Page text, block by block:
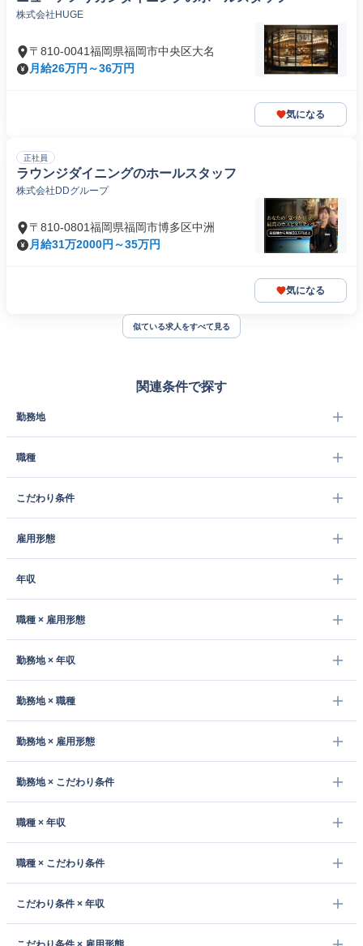
株式会社HUGE
〒810-0041福岡県福岡市中央区大名
月給26万円～36万円
気になる
正社員
ラウンジダイニングのホールスタッフ
株式会社DDグループ
〒810-0801福岡県福岡市博多区中洲
月給31万2000円～35万円
気になる
似ている求人をすべて見る
関連条件で探す
勤務地
職種
こだわり条件
雇用形態
年収
職種 × 雇用形態
勤務地 × 年収
勤務地 × 職種
勤務地 × 雇用形態
勤務地 × こだわり条件
職種 × 年収
職種 × こだわり条件
こだわり条件 × 年収